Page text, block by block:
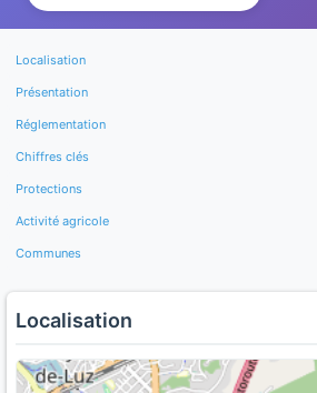
Localisation
Présentation
Réglementation
Chiffres clés
Protections
Activité agricole
Communes
Localisation